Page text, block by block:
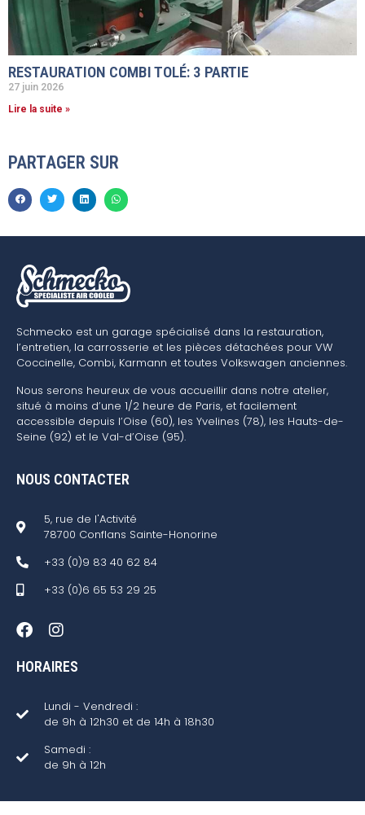
RESTAURATION COMBI TOLÉ: 3 PARTIE
27 juin 2026
Lire la suite »
PARTAGER SUR
Schmecko est un garage spécialisé dans la restauration,
l’entretien, la carrosserie et les pièces détachées pour VW
Coccinelle, Combi, Karmann et toutes Volkswagen anciennes.
Nous serons heureux de vous accueillir dans notre atelier,
situé à moins d’une 1/2 heure de Paris, et facilement
accessible depuis l’Oise (60), les Yvelines (78), les Hauts-de-
Seine (92) et le Val-d’Oise (95).
NOUS CONTACTER
5, rue de l'Activité
78700 Conflans Sainte-Honorine
+33 (0)9 83 40 62 84
+33 (0)6 65 53 29 25
HORAIRES
Lundi - Vendredi :
de 9h à 12h30 et de 14h à 18h30
Samedi :
de 9h à 12h